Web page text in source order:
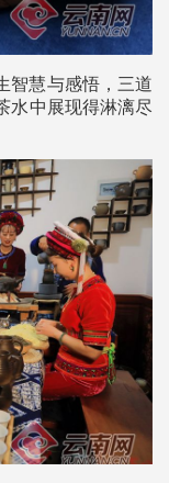
智慧与感悟，三道
水中展现得淋漓尽